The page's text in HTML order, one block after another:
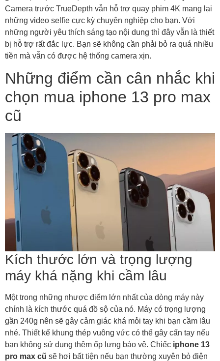
Camera trước TrueDepth vẫn hỗ trợ quay phim 4K mang lại
những video selfie cực kỳ chuyên nghiệp cho bạn. Với
những người yêu thích sáng tạo nội dung thì đây vẫn là thiết
bị hỗ trợ rất đắc lực. Bạn sẽ không cần phải bỏ ra quá nhiều
tiền mà vẫn có được hệ thống camera xịn.
Những điểm cần cân nhắc khi
chọn mua iphone 13 pro max
cũ
Kích thước lớn và trọng lượng
máy khá nặng khi cầm lâu
Một trong những nhược điểm lớn nhất của dòng máy này
chính là kích thước quá đồ sộ của nó. Máy có trọng lượng
gần 240g nên sẽ gây cảm giác khá mỏi tay khi bạn cầm lâu
nhé. Thiết kế khung thép vuông vức có thể gây cấn tay nếu
bạn không sử dụng thêm ốp lưng bảo vệ. Chiếc iphone 13
pro max cũ sẽ hơi bất tiện nếu bạn thường xuyên bỏ điện